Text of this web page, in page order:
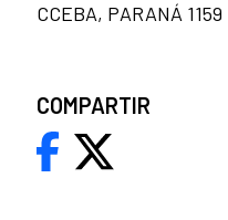
CCEBA, PARANÁ 1159
COMPARTIR